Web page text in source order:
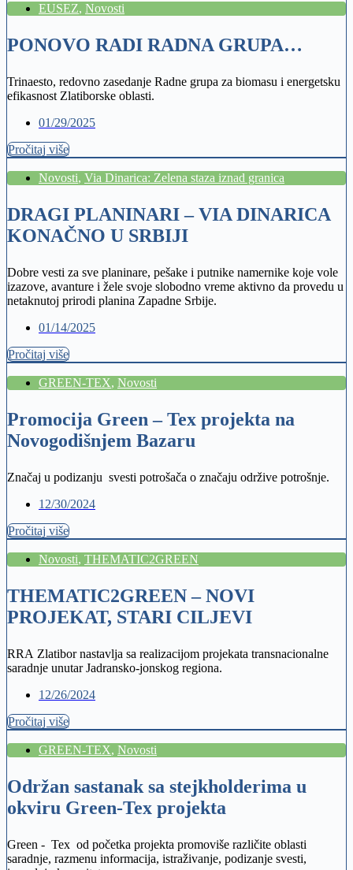
EUSEZ, Novosti
PONOVO RADI RADNA GRUPA…
Trinaesto, redovno zasedanje Radne grupa za biomasu i energetsku
efikasnost Zlatiborske oblasti.
01/29/2025
Pročitaj više
Novosti, Via Dinarica: Zelena staza iznad granica
DRAGI PLANINARI – VIA DINARICA
KONAČNO U SRBIJI
Dobre vesti za sve planinare, pešake i putnike namernike koje vole
izazove, avanture i žele svoje slobodno vreme aktivno da provedu u
netaknutoj prirodi planina Zapadne Srbije.
01/14/2025
Pročitaj više
GREEN-TEX, Novosti
Promocija Green – Tex projekta na
Novogodišnjem Bazaru
Značaj u podizanju svesti potrošača o značaju održive potrošnje.
12/30/2024
Pročitaj više
Novosti, THEMATIC2GREEN
THEMATIC2GREEN – NOVI
PROJEKAT, STARI CILJEVI
RRA Zlatibor nastavlja sa realizacijom projekata transnacionalne
saradnje unutar Jadransko-jonskog regiona.
12/26/2024
Pročitaj više
GREEN-TEX, Novosti
Održan sastanak sa stejkholderima u
okviru Green-Tex projekta
Green - Tex od početka projekta promoviše različite oblasti
saradnje, razmenu informacija, istraživanje, podizanje svesti,